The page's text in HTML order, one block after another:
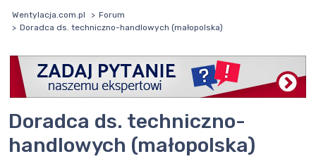
Wentylacja.com.pl
Forum
Doradca ds. techniczno-handlowych (małopolska)
Doradca ds. techniczno-
handlowych (małopolska)